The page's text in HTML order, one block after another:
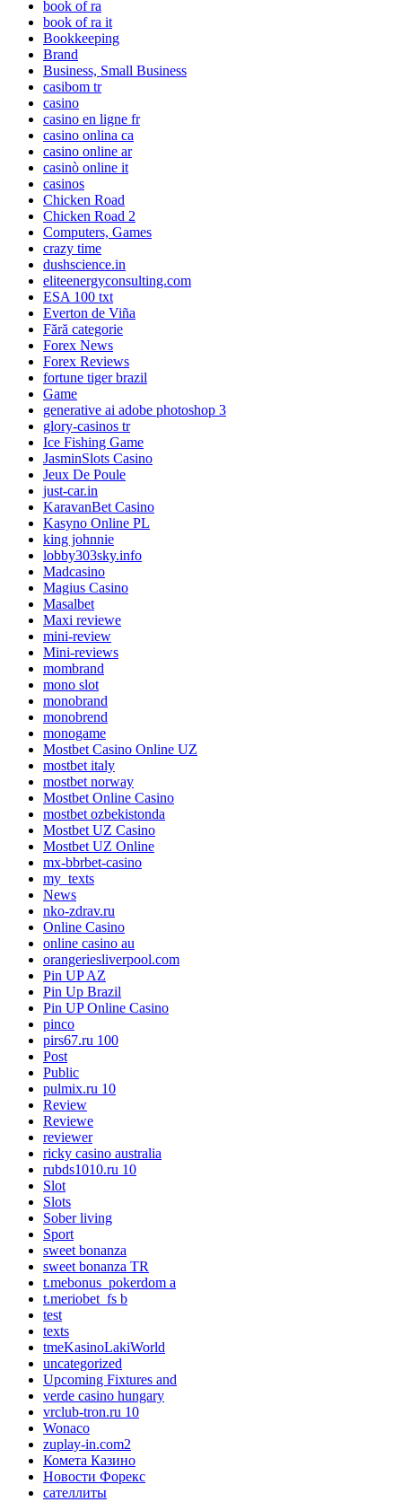
book of ra
book of ra it
Bookkeeping
Brand
Business, Small Business
casibom tr
casino
casino en ligne fr
casino onlina ca
casino online ar
casinò online it
casinos
Chicken Road
Chicken Road 2
Computers, Games
crazy time
dushscience.in
eliteenergyconsulting.com
ESA 100 txt
Everton de Viña
Fără categorie
Forex News
Forex Reviews
fortune tiger brazil
Game
generative ai adobe photoshop 3
glory-casinos tr
Ice Fishing Game
JasminSlots Casino
Jeux De Poule
just-car.in
KaravanBet Casino
Kasyno Online PL
king johnnie
lobby303sky.info
Madcasino
Magius Casino
Masalbet
Maxi reviewe
mini-review
Mini-reviews
mombrand
mono slot
monobrand
monobrend
monogame
Mostbet Casino Online UZ
mostbet italy
mostbet norway
Mostbet Online Casino
mostbet ozbekistonda
Mostbet UZ Casino
Mostbet UZ Online
mx-bbrbet-casino
my_texts
News
nko-zdrav.ru
Online Casino
online casino au
orangeriesliverpool.com
Pin UP AZ
Pin Up Brazil
Pin UP Online Casino
pinco
pirs67.ru 100
Post
Public
pulmix.ru 10
Review
Reviewe
reviewer
ricky casino australia
rubds1010.ru 10
Slot
Slots
Sober living
Sport
sweet bonanza
sweet bonanza TR
t.mebonus_pokerdom a
t.meriobet_fs b
test
texts
tmeKasinoLakiWorld
uncategorized
Upcoming Fixtures and
verde casino hungary
vrclub-tron.ru 10
Wonaco
zuplay-in.com2
Комета Казино
Новости Форекс
сателлиты